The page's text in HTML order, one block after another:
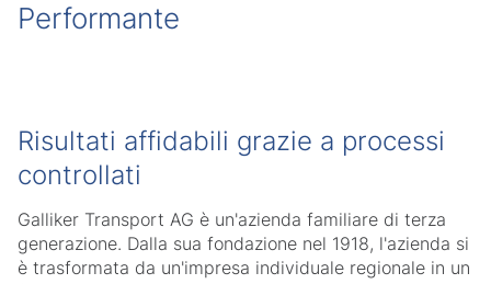
Performante
Risultati affidabili grazie a processi
controllati
Galliker Transport AG è un'azienda familiare di terza
generazione. Dalla sua fondazione nel 1918, l'azienda si
è trasformata da un'impresa individuale regionale in un